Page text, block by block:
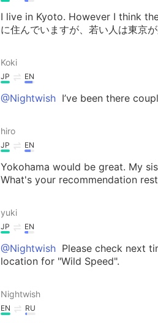
I live in Kyoto. However I think
に住んでいますが、若い人は東京が
Koki
JP EN
@Nightwish I’ve been there
hiro
JP EN
Yokohama would be great. My
What's your recommendation
yuki
JP EN
@Nightwish Please check next
location for "Wild Speed".
Nightwish
EN RU